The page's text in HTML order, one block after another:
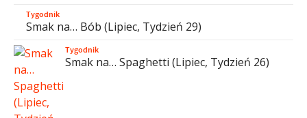
Tygodnik
Smak na… Bób (Lipiec, Tydzień 29)
Tygodnik
Smak na… Spaghetti (Lipiec, Tydzień 26)